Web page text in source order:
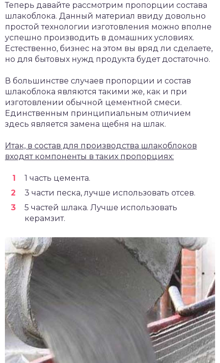
Теперь давайте рассмотрим пропорции состава
шлакоблока. Данный материал ввиду довольно
простой технологии изготовления можно вполне
успешно производить в домашних условиях.
Естественно, бизнес на этом вы вряд ли сделаете,
но для бытовых нужд продукта будет достаточно.
В большинстве случаев пропорции и состав
шлакоблока являются такими же, как и при
изготовлении обычной цементной смеси.
Единственным принципиальным отличием
здесь является замена щебня на шлак.
Итак, в состав для производства шлакоблоков
входят компоненты в таких пропорциях:
1 часть цемента.
3 части песка, лучше использовать отсев.
5 частей шлака. Лучше использовать
керамзит.